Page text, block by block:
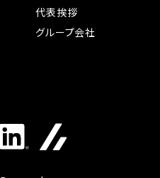
代表挨拶
グループ会社